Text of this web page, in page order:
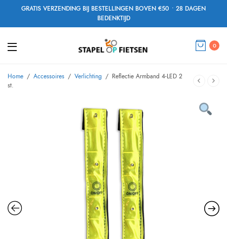
GRATIS VERZENDING BIJ BESTELLINGEN BOVEN €50 • 28 DAGEN
BEDENKTIJD
0
Home / Accessoires / Verlichting / Reflectie Armband 4-LED 2
st.